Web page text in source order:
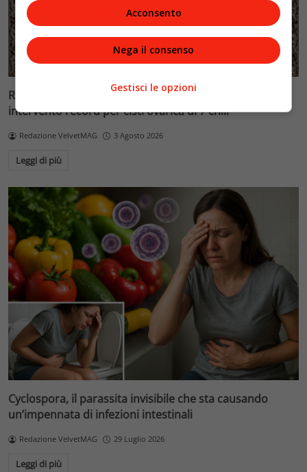
Ragazza di 16 anni salvata dal Bambino Gesù:
intervento record per cisti ovarica di 7 chili
Redazione VelvetMAG 3 Agosto 2026
Leggi di più
Cyclospora, il parassita invisibile che sta causando
un’impennata di infezioni intestinali
Redazione VelvetMAG 29 Luglio 2026
Leggi di più
Acconsento
Nega il consenso
Gestisci le opzioni